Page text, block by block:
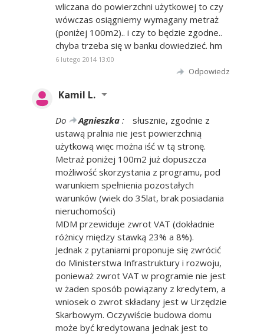
wliczana do powierzchni użytkowej to czy
wówczas osiągniemy wymagany metraż
(poniżej 100m2).. i czy to będzie zgodne..
chyba trzeba się w banku dowiedzieć. hm
6 lutego 2014 13:00
Odpowiedz
Kamil L.
Do Agnieszka :
słusznie, zgodnie z
ustawą pralnia nie jest powierzchnią
użytkową więc można iść w tą stronę.
Metraż poniżej 100m2 już dopuszcza
możliwość skorzystania z programu, pod
warunkiem spełnienia pozostałych
warunków (wiek do 35lat, brak posiadania
nieruchomości)
MDM przewiduje zwrot VAT (dokładnie
różnicy między stawką 23% a 8%).
Jednak z pytaniami proponuje się zwrócić
do Ministerstwa Infrastruktury i rozwoju,
ponieważ zwrot VAT w programie nie jest
w żaden sposób powiązany z kredytem, a
wniosek o zwrot składany jest w Urzędzie
Skarbowym. Oczywiście budowa domu
może być kredytowana jednak jest to